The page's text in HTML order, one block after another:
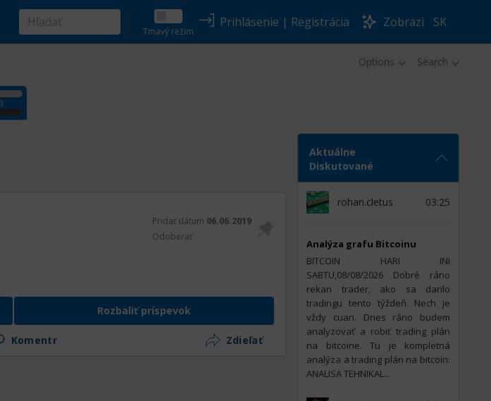
Tmavý režim
Prihlásenie | Registrácia Zobrazi SK
Options Search
Pridať dátum 06.06.2019
Odoberať
Rozbaliť príspevok
Komentr Zdieľať
Aktuálne
Diskutované
rohan.cletus 03:25
Analýza grafu Bitcoinu
BITCOIN HARI INI
SABTU,08/08/2026 Dobré ráno
rekan trader, ako sa darilo
tradingu tento týždeň. Nech je
vždy cuan. Dnes ráno budem
analyzovať a robiť trading plán
na bitcoine. Tu je kompletná
analýza a trading plán na bitcoin:
ANALISA TEHNIKAL...